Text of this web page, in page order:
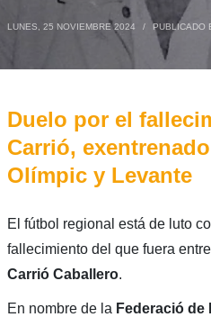
LUNES, 25 NOVIEMBRE 2024 / PUBLICADO
Duelo por el
Carrió,
Olímpic y Levante
El fútbol regional está de luto
fallecimiento del que fuera
Carrió Caballero.
En nombre de la Federació de